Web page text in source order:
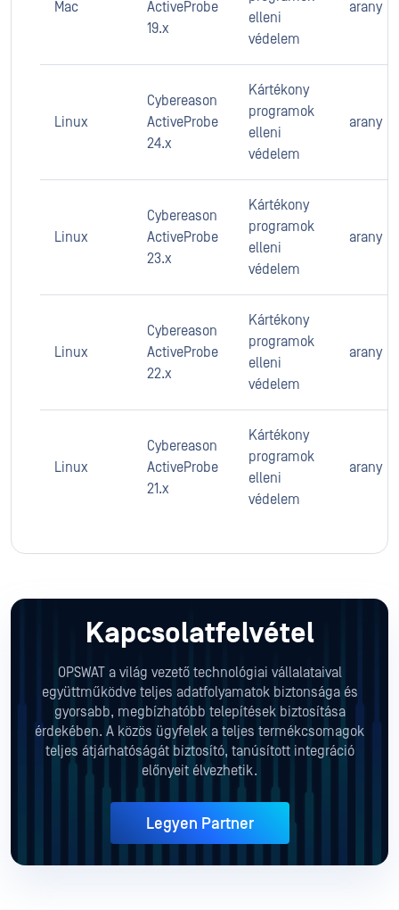
Mac
ActiveProbe
19.x
elleni
védelem
arany
Linux
Cybereason
ActiveProbe
24.x
Kártékony
programok
elleni
védelem
arany
Linux
Cybereason
ActiveProbe
23.x
Kártékony
programok
elleni
védelem
arany
Linux
Cybereason
ActiveProbe
22.x
Kártékony
programok
elleni
védelem
arany
Linux
Cybereason
ActiveProbe
21.x
Kártékony
programok
elleni
védelem
arany
Kapcsolatfelvétel
OPSWAT a világ vezető technológiai vállalataival
együttműködve teljes adatfolyamatok biztonsága és
gyorsabb, megbízhatóbb telepítések biztosítása
érdekében. A közös ügyfelek a teljes termékcsomagok
teljes átjárhatóságát biztosító, tanúsított integráció
előnyeit élvezhetik.
Legyen Partner